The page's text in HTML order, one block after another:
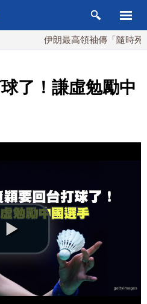
伊朗最高領袖傳「隨時死亡」
了！謙虛勉勵中